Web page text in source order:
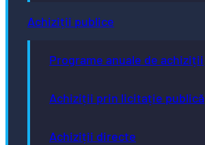
Achiziții publice
Programe anuale de achiziții
Achiziții prin licitație publică
Achiziții directe